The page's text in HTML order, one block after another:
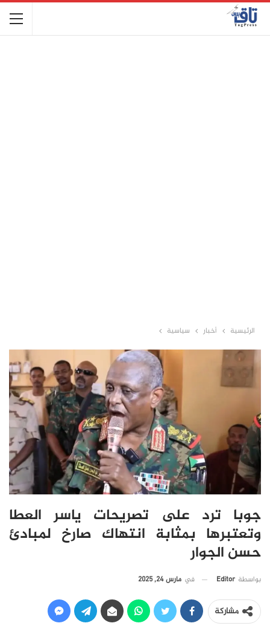
الرئيسية أخبار سياسية
جوبا ترد على تصريحات ياسر العطا
وتعتبرها بمثابة انتهاك صارخ لمبادئ
حسن الجوار
بواسطة Editor في مارس 24, 2025
مشاركة